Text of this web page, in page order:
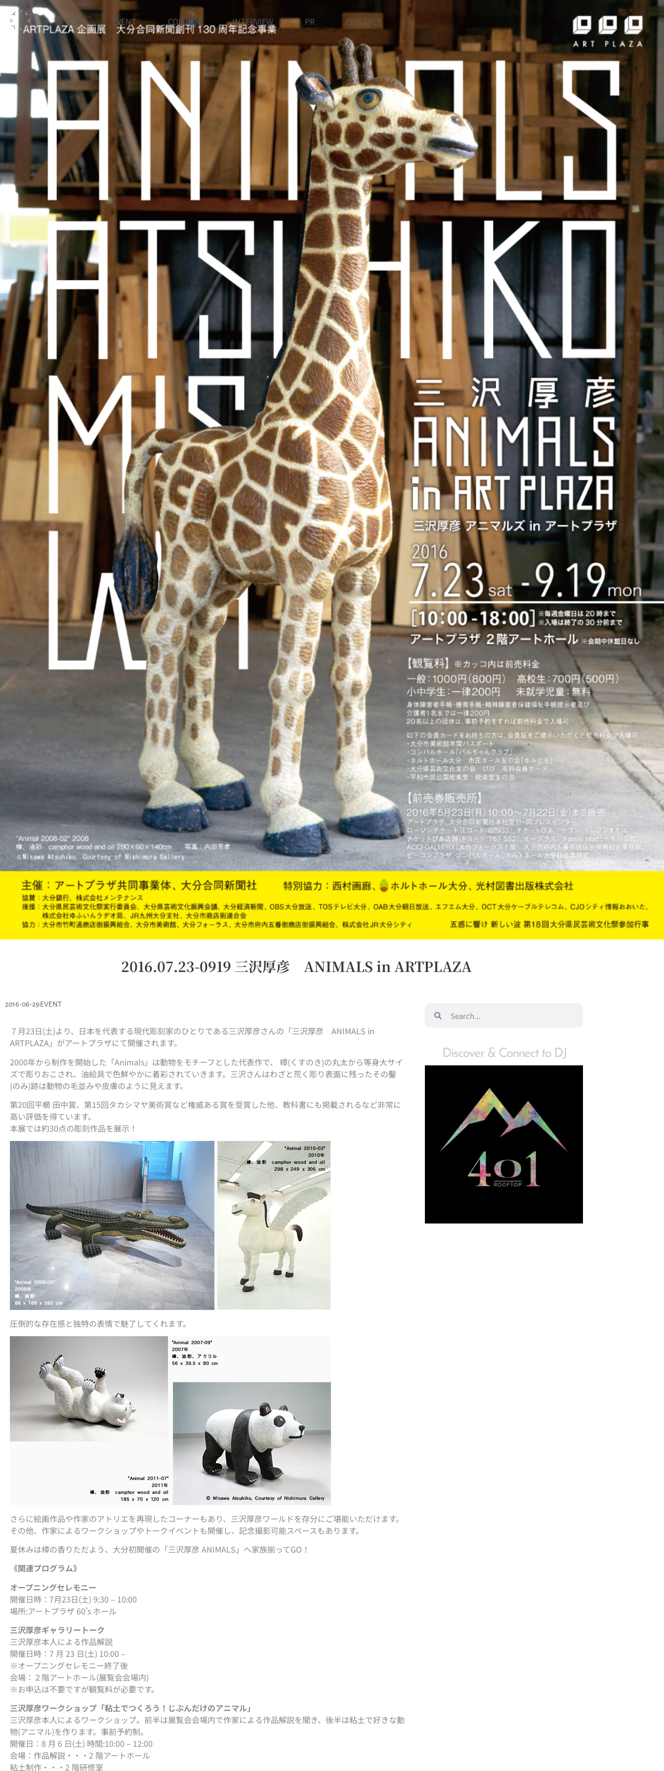
TOP EVENT COLUMN INTERVIEW PR CONTACT
2016.07.23-0919 三沢厚彦 ANIMALS in ARTPLAZA
2016-06-29EVENT
７月23日(土)より、日本を代表する現代彫刻家のひとりである三沢厚彦さんの「三沢厚彦 ANIMALS in
ARTPLAZA」がアートプラザにて開催されます。
2000年から制作を開始した「Animals」は動物をモチーフとした代表作で、 樟(くすのき)の丸太から等身大サイ
ズで彫りおこされ、油絵具で色鮮やかに着彩されていきます。三沢さんはわざと荒く彫り表面に残ったその鑿
(のみ)跡は動物の毛並みや皮膚のように見えます。
第20回平櫛 田中賞、第15回タカシマヤ美術賞など権威ある賞を受賞した他、教科書にも掲載されるなど非常に
高い評価を得ています。
本展では約30点の彫刻作品を展示！
圧倒的な存在感と独特の表情で魅了してくれます。
さらに絵画作品や作家のアトリエを再現したコーナーもあり、三沢厚彦ワールドを存分にご堪能いただけます。
その他、作家によるワークショップやトークイベントも開催し、記念撮影可能スペースもあります。
夏休みは樟の香りただよう、大分初開催の「三沢厚彦 ANIMALS」へ家族揃ってGO！
《関連プログラム》
オープニングセレモニー
開催日時：7月23日(土) 9:30 – 10:00
場所:アートプラザ 60’s ホール
三沢厚彦ギャラリートーク
三沢厚彦本人による作品解説
開催日時：7 月 23 日(土) 10:00 –
※オープニングセレモニー終了後
会場：２階アートホール(展覧会会場内)
※お申込は不要ですが観覧料が必要です。
三沢厚彦ワークショップ「粘土でつくろう！じぶんだけのアニマル」
三沢厚彦本人によるワークショップ。前半は展覧会会場内で作家による作品解説を聞き、後半は粘土で好きな動
物(アニマル)を作ります。事前予約制。
開催日：8 月 6 日(土) 時間:10:00 – 12:00
会場：作品解説・・・2 階アートホール
粘土制作・・・2 階研修室
Discover & Connect to DJ